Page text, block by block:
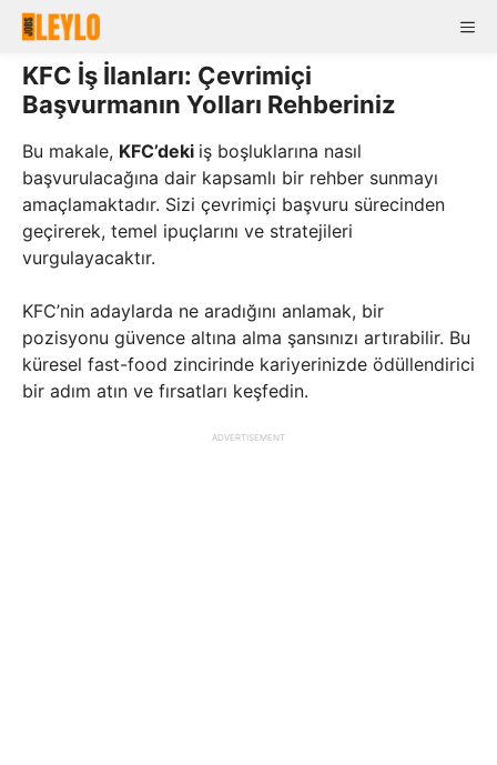
Skip
content
KFC İş İlanları: Çevrimiçi
Başvurmanın Yolları Rehberiniz
Bu makale, KFC’deki iş boşluklarına nasıl
başvurulacağına dair kapsamlı bir rehber sunmayı
amaçlamaktadır. Sizi çevrimiçi başvuru sürecinden
geçirerek, temel ipuçlarını ve stratejileri
vurgulayacaktır.
KFC’nin adaylarda ne aradığını anlamak, bir
pozisyonu güvence altına alma şansınızı artırabilir. Bu
küresel fast-food zincirinde kariyerinizde ödüllendirici
bir adım atın ve fırsatları keşfedin.
ADVERTISEMENT